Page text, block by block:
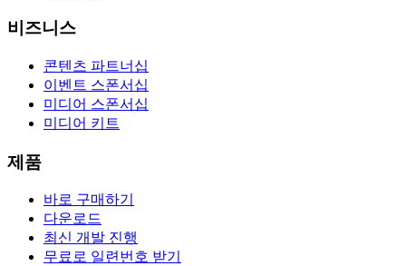
비즈니스
콘텐츠 파트너십
이벤트 스폰서십
미디어 스폰서십
미디어 키트
제품
바로 구매하기
다운로드
최신 개발 진행
무료로 일련번호 받기